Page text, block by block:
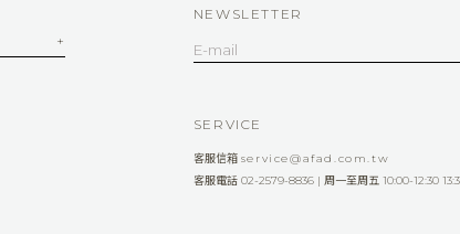
NEWSLETTER
SERVICE
客服信箱 service@afad.com.tw
客服電話 02-2579-8836 | 周一至周五 10:00-12:30